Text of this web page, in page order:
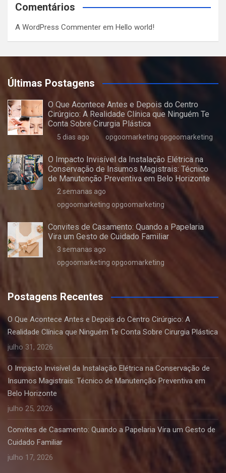
Comentários
A WordPress Commenter em Hello world!
Últimas Postagens
O Que Acontece Antes e Depois do Centro
Cirúrgico: A Realidade Clínica que Ninguém Te
Conta Sobre Cirurgia Plástica
5 dias ago opgoomarketing opgoomarketing
O Impacto Invisível da Instalação Elétrica na
Conservação de Insumos Magistrais: Técnico
de Manutenção Preventiva em Belo Horizonte
2 semanas ago
opgoomarketing opgoomarketing
Convites de Casamento: Quando a Papelaria
Vira um Gesto de Cuidado Familiar
3 semanas ago
opgoomarketing opgoomarketing
Postagens Recentes
O Que Acontece Antes e Depois do Centro Cirúrgico: A
Realidade Clínica que Ninguém Te Conta Sobre Cirurgia Plástica
julho 31, 2026
O Impacto Invisível da Instalação Elétrica na Conservação de
Insumos Magistrais: Técnico de Manutenção Preventiva em
Belo Horizonte
julho 25, 2026
Convites de Casamento: Quando a Papelaria Vira um Gesto de
Cuidado Familiar
julho 17, 2026